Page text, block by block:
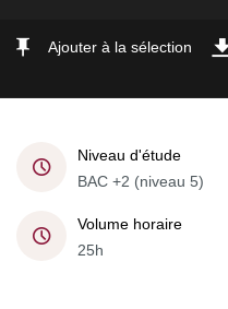
Ajouter à la sélection
Niveau d'étude
BAC +2 (niveau 5)
Volume horaire
25h